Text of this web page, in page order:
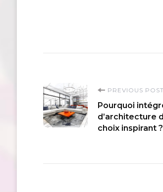
Post
Navigation
PREVIOUS POST
Pourquoi
d’architecture
choix inspirant ?